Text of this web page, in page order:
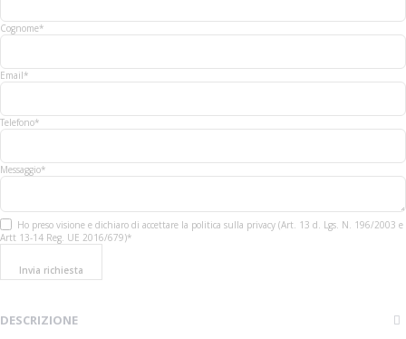
Cognome*
Email*
Telefono*
Messaggio*
Ho preso visione e dichiaro di accettare la politica sulla privacy (Art. 13 d. Lgs. N. 196/2003 e
Artt 13-14 Reg. UE 2016/679)*
Invia richiesta
DESCRIZIONE